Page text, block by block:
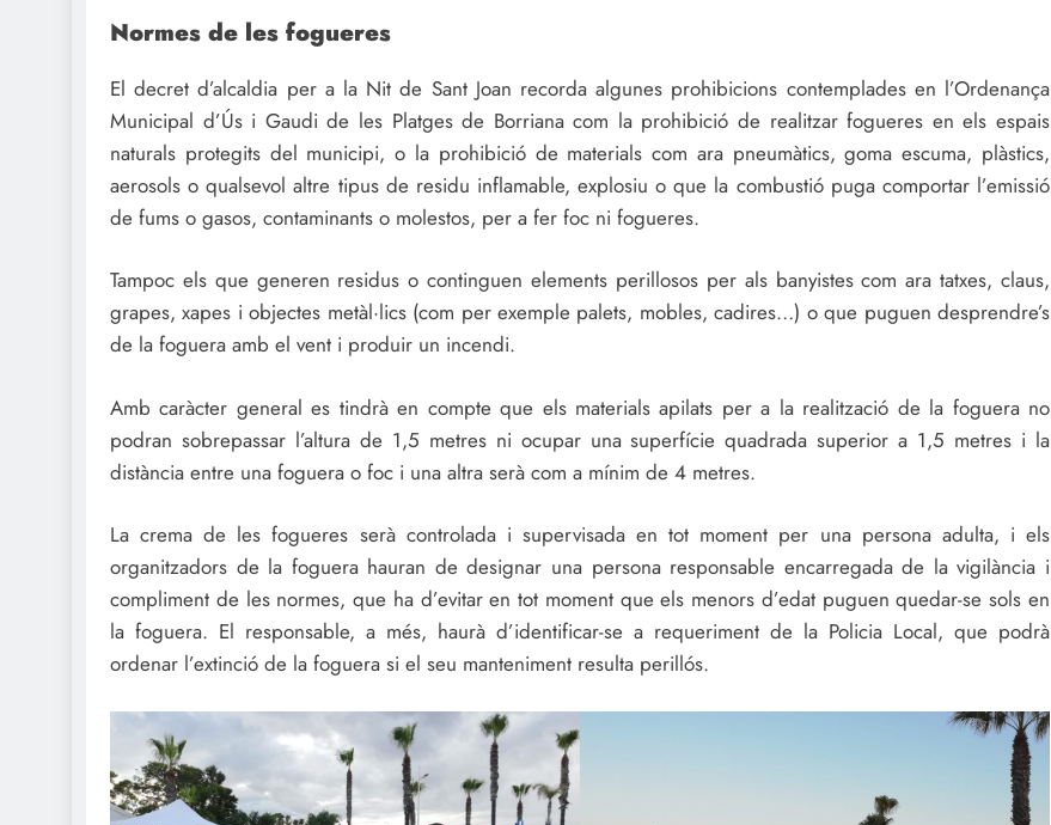
Normes de les fogueres
El decret d’alcaldia per a la Nit de Sant Joan recorda algunes prohibicions contemplades en l’Ordenança
Municipal d’Ús i Gaudi de les Platges de Borriana com la prohibició de realitzar fogueres en els espais
naturals protegits del municipi, o la prohibició de materials com ara pneumàtics, goma escuma, plàstics,
aerosols o qualsevol altre tipus de residu inflamable, explosiu o que la combustió puga comportar l’emissió
de fums o gasos, contaminants o molestos, per a fer foc ni fogueres.
Tampoc els que generen residus o continguen elements perillosos per als banyistes com ara tatxes, claus,
grapes, xapes i objectes metàl·lics (com per exemple palets, mobles, cadires…) o que puguen desprendre’s
de la foguera amb el vent i produir un incendi.
Amb caràcter general es tindrà en compte que els materials apilats per a la realització de la foguera no
podran sobrepassar l’altura de 1,5 metres ni ocupar una superfície quadrada superior a 1,5 metres i la
distància entre una foguera o foc i una altra serà com a mínim de 4 metres.
La crema de les fogueres serà controlada i supervisada en tot moment per una persona adulta, i els
organitzadors de la foguera hauran de designar una persona responsable encarregada de la vigilància i
compliment de les normes, que ha d’evitar en tot moment que els menors d’edat puguen quedar-se sols en
la foguera. El responsable, a més, haurà d’identificar-se a requeriment de la Policia Local, que podrà
ordenar l’extinció de la foguera si el seu manteniment resulta perillós.